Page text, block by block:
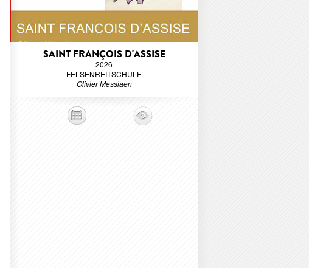
SAINT FRANÇOIS D'ASSISE
2026
FELSENREITSCHULE
Olivier Messiaen